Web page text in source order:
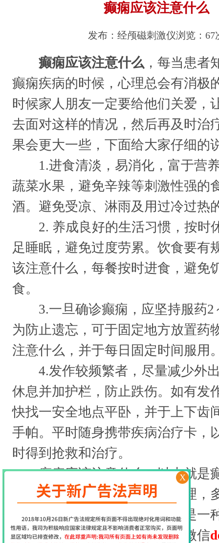
癫痫应该注意什么
发布：经颅磁刺激仪浏览：67
癫痫应该注意什么 ，每当患者
癫痫疾病的时候，心理总会有消极
时候家人朋友一定要给他们关爱，
去面对这样的情况，然后再及时治
果会更大一些，下面给大家仔细的
1.进食清淡，易消化，富于营
蔬菜水果，避免辛辣等刺激性强的
酒。避免受凉、淋雨及用过冷过热
2. 养成良好的生活习惯，按时
足睡眠，避免过度劳累。饮食要有
该注意什么，每餐按时进食，避免
食。
3.一旦确诊癫痫，应坚持服药2
为防止遗忘，可于固定地方放置药
注意什么，并于每日固定时间服用
4.发作较频繁者，尽量减少外
休息并加护栏，防止跌伤。如有发
快找一安全地点平卧，并于上下齿
手帕。平时随身携带疾病治疗卡，
时得到抢救和治疗。
癫痫应该注意什么，以上就是
注意的一些事情了，癫痫病护理，
识不管是对自己还是对别人都是一
么不了解的地方可以加我们的微信
X